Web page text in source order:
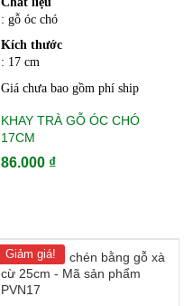
: gỗ óc chó
Kích thước
: 17 cm
Giá chưa bao gồm phí ship
KHAY TRÀ GỖ ÓC CHÓ
17CM
86.000 ₫
Giảm giá!